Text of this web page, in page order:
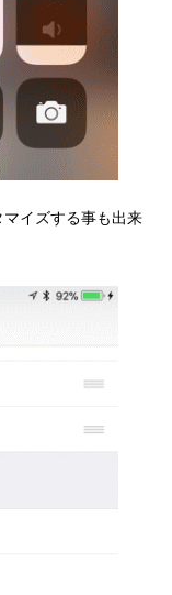
マイズする事も出来